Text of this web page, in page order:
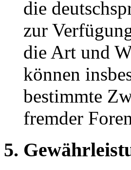
die
zur
die Art und
können
bestimmte
fremder
5.